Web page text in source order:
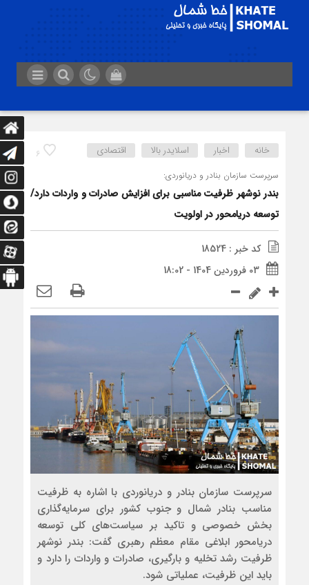
6 خانه اخبار اسلایدر بالا اقتصادی
سرپرست سازمان بنادر و دریانوردی:
بندر نوشهر ظرفیت مناسبی برای افزایش صادرات و واردات دارد/
توسعه دریامحور در اولویت
کد خبر : 18524
03 فروردین 1404 - 18:02
سرپرست سازمان بنادر و دریانوردی با اشاره به ظرفیت
مناسب بنادر شمال و جنوب کشور برای سرمایه‌گذاری
بخش خصوصی و تاکید بر سیاست‌های کلی توسعه
دریامحور ابلاغی مقام معظم رهبری گفت: بندر نوشهر
ظرفیت رشد تخلیه‌ و بارگیری، صادرات و واردات را دارد و
باید این ظرفیت، عملیاتی شود.